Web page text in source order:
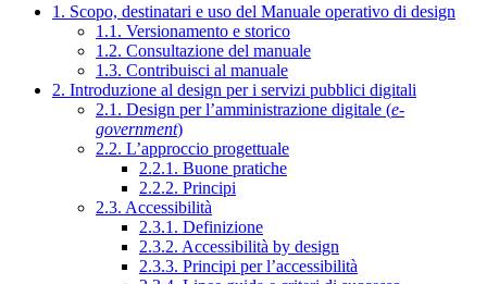
1. Scopo, destinatari e uso del Manuale operativo di design
1.1. Versionamento e storico
1.2. Consultazione del manuale
1.3. Contribuisci al manuale
2. Introduzione al design per i servizi pubblici digitali
2.1. Design per l’amministrazione digitale (e-
government)
2.2. L’approccio progettuale
2.2.1. Buone pratiche
2.2.2. Principi
2.3. Accessibilità
2.3.1. Definizione
2.3.2. Accessibilità by design
2.3.3. Principi per l’accessibilità